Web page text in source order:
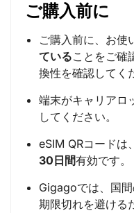
ご購入前に
ご購入前に、お使
ていることをご確
換性を確認してく
端末がキャリアロ
してください。
eSIM QRコードは
30日間有効です。
Gigagoでは、国
期限切れを避ける